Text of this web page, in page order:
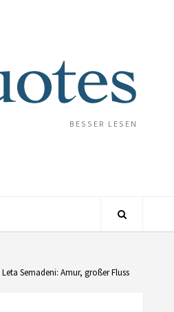
BESSER LESEN
Leta Semadeni: Amur, großer Fluss